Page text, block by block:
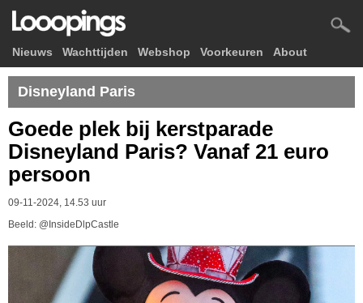
Nieuws Wachttijden Webshop Voorkeuren About
Disneyland Paris
Goede plek bij kerstparade
Disneyland Paris? Vanaf 21 euro
persoon
09-11-2024, 14.53 uur
Beeld: @InsideDlpCastle